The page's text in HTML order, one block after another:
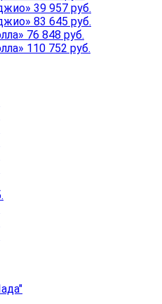
39 957 руб.
83 645 руб.
76 848 руб.
110 752 руб.